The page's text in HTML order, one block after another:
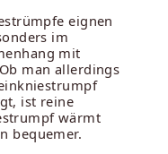
eignen
im
mit
man allerdings
ist reine
wärmt
bequemer.